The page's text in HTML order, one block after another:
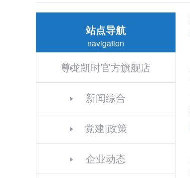
站点导航
navigation
尊龙凯时官方旗舰店
新闻综合
党建|政策
企业动态